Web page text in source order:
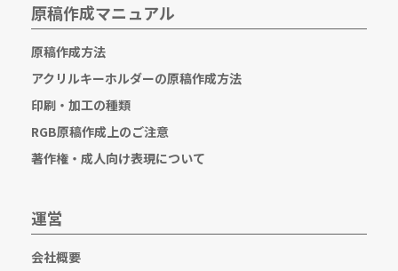
原稿作成マニュアル
原稿作成方法
アクリルキーホルダーの原稿作成方法
印刷・加工の種類
RGB原稿作成上のご注意
著作権・成人向け表現について
運営
会社概要